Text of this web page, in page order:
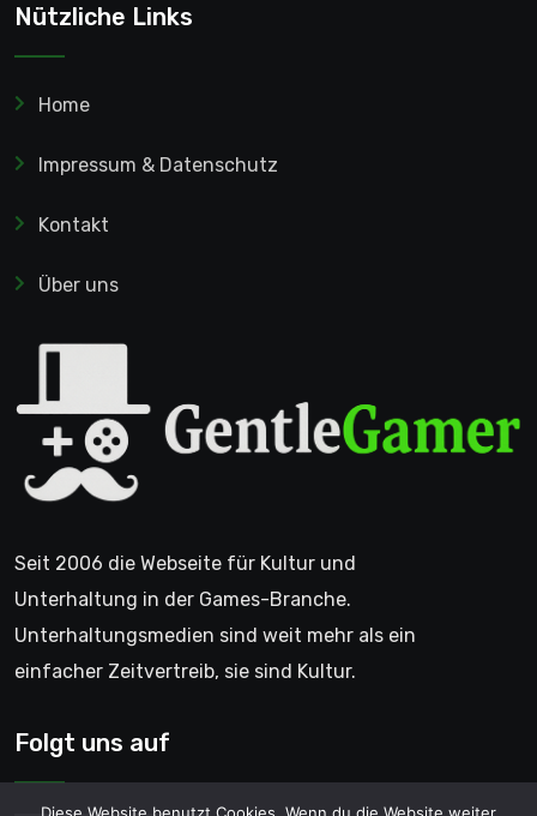
Nützliche Links
Home
Impressum & Datenschutz
Kontakt
Über uns
Seit 2006 die Webseite für Kultur und
Unterhaltung in der Games-Branche.
Unterhaltungsmedien sind weit mehr als ein
einfacher Zeitvertreib, sie sind Kultur.
Folgt uns auf